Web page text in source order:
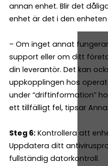
annan enhet. Blir det
enhet är det i den
– Om inget annat
support eller om ditt
din leverantör. Det kan
uppkopplingen hos
under “driftinformation”
ett tillfälligt fel, tipsar Anna.
Steg 6: Kontrollera att
Uppdatera ditt
fullständig datorkontroll.